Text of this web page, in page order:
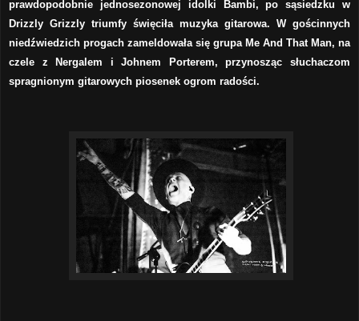
prawdopodobnie jednosezonowej idolki Bambi, po sąsiedzku w
Drizzly Grizzly triumfy święciła muzyka gitarowa. W gościnnych
niedźwiedzich progach zameldowała się grupa Me And That Man, na
czele z Nergalem i Johnem Porterem, przynosząc słuchaczom
spragnionym gitarowych piosenek ogrom radości.